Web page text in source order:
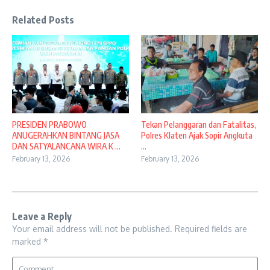
Related Posts
PRESIDEN PRABOWO
ANUGERAHKAN BINTANG JASA
DAN SATYALANCANA WIRA K ...
February 13, 2026
Tekan Pelanggaran dan Fatalitas,
Polres Klaten Ajak Sopir Angkuta
...
February 13, 2026
Leave a Reply
Your email address will not be published. Required fields are
marked *